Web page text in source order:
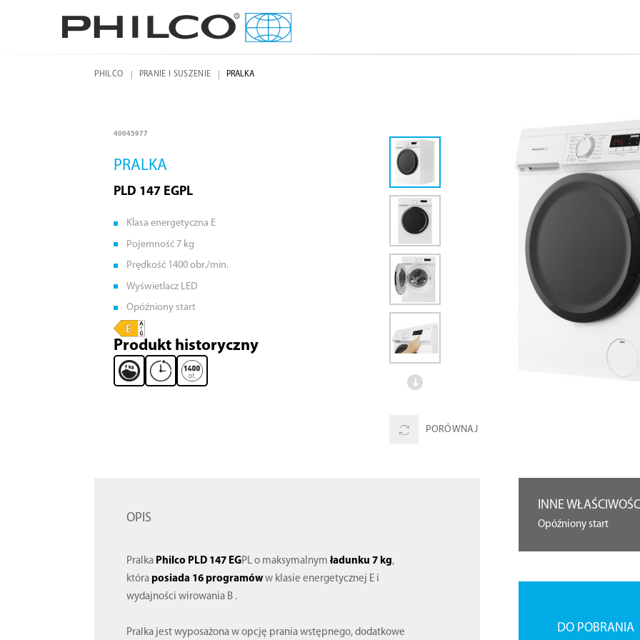
PHILCO PRANIE I SUSZENIE PRALKA
40045977
PRALKA
PLD 147 EGPL
Klasa energetyczna E
Pojemność 7 kg
Prędkość 1400 obr./min.
Wyświetlacz LED
Opóźniony start
Produkt historyczny
PORÓWNAJ
OPIS
Pralka Philco PLD 147 EGPL o maksymalnymładunku 7 kg,
któraposiada 16 programów w klasie energetycznej E i
wydajności wirowania B .
Pralka jest wyposażona w opcję prania wstępnego, dodatkowe
INNE
Opóźniony start
DO POBRANIA